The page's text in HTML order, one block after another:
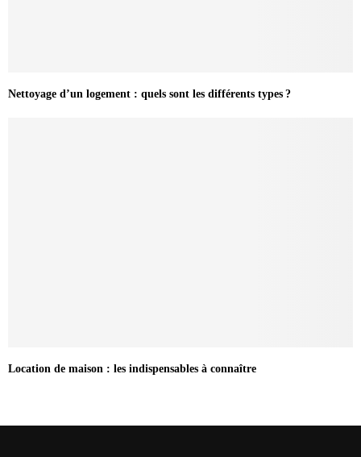
Nettoyage d’un logement : quels sont les différents types ?
Location de maison : les indispensables à connaître